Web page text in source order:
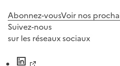
Abonnez-vousVoir nos
Suivez-nous
sur les réseaux sociaux